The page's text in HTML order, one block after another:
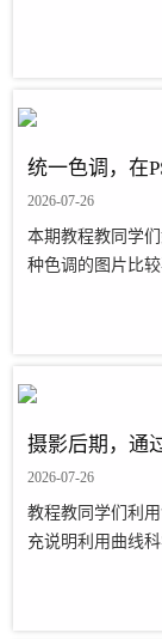
要对图像进行微
一定可以帮助到
统一色调，在
2026-07-26
本期教程教同学
种色调的图片比
对同学们的调色
模仿，具体如何
摄影后期，通
2026-07-26
教程教同学们利
充说明利用曲线
中原图的打灯反
http://